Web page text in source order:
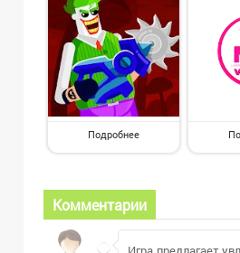
Подробнее
Комментарии